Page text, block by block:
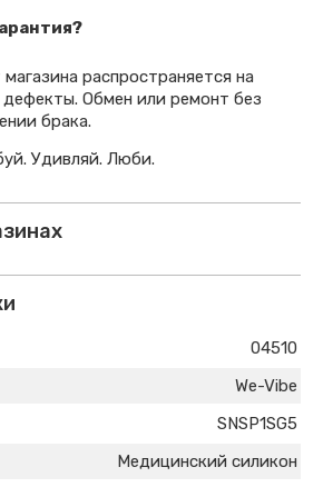
распространяется на
Обмен или ремонт без
брака.
Удивляй. Люби.
04510
We-Vibe
SNSP1SG5
Медицинский силикон